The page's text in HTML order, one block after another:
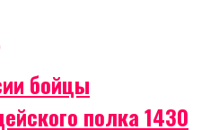
бойцы
полка 1430